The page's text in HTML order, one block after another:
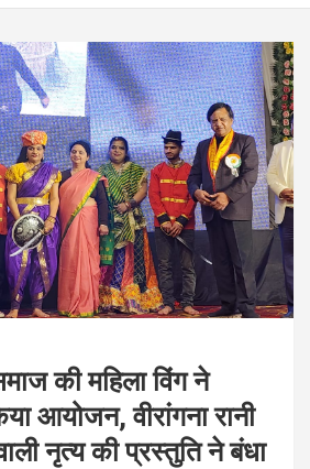
की महिला विंग ने
आयोजन, वीरांगना रानी
नृत्य की प्रस्तुति ने बंधा